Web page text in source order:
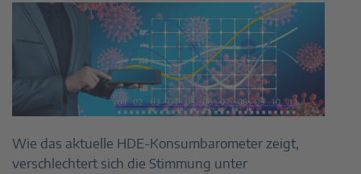
Wie das aktuelle HDE-Konsumbarometer zeigt,
verschlechtert sich die Stimmung unter